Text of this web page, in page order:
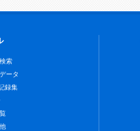
索
ータ
録集